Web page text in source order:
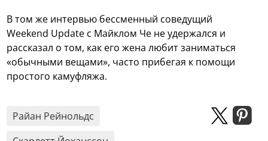
В том же интервью бессменный соведущий
Weekend Update с Майклом Че не удержался и
рассказал о том, как его жена любит заниматься
«обычными вещами», часто прибегая к помощи
простого камуфляжа.
Райан Рейнольдс